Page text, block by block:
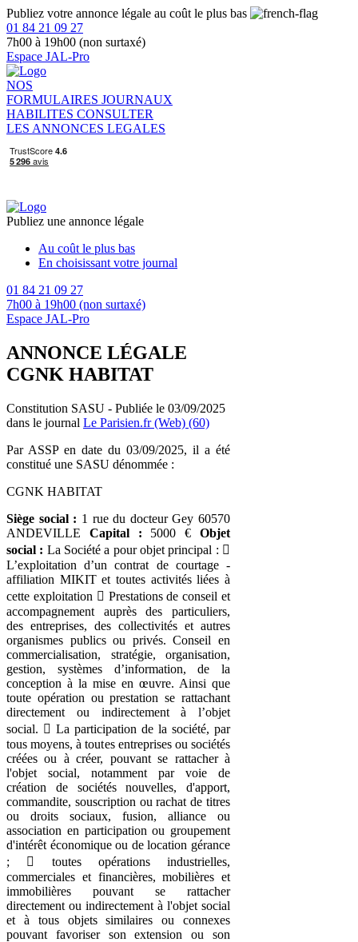
Publiez votre annonce légale au coût le plus bas
01 84 21 09 27
7h00 à 19h00 (non surtaxé)
Espace JAL-Pro
NOS
FORMULAIRES JOURNAUX
HABILITES CONSULTER
LES ANNONCES LEGALES
Publiez une annonce légale
Au coût le plus bas
En choisissant votre journal
01 84 21 09 27
7h00 à 19h00 (non surtaxé)
Espace JAL-Pro
ANNONCE LÉGALE
CGNK HABITAT
Constitution SASU - Publiée le 03/09/2025
dans le journal Le Parisien.fr (Web) (60)
Par ASSP en date du 03/09/2025, il a été
constitué une SASU dénommée :
CGNK HABITAT
Siège social : 1 rue du docteur Gey 60570
ANDEVILLE Capital : 5000 €Objet
social : La Société a pour objet principal : 
L’exploitation d’un contrat de courtage -
affiliation MIKIT et toutes activités liées à
cette exploitation  Prestations de conseil et
accompagnement auprès des particuliers,
des entreprises, des collectivités et autres
organismes publics ou privés. Conseil en
commercialisation, stratégie, organisation,
gestion, systèmes d’information, de la
conception à la mise en œuvre. Ainsi que
toute opération ou prestation se rattachant
directement ou indirectement à l’objet
social.  La participation de la société, par
tous moyens, à toutes entreprises ou sociétés
créées ou à créer, pouvant se rattacher à
l'objet social, notamment par voie de
création de sociétés nouvelles, d'apport,
commandite, souscription ou rachat de titres
ou droits sociaux, fusion, alliance ou
association en participation ou groupement
d'intérêt économique ou de location gérance
;  toutes opérations industrielles,
commerciales et financières, mobilières et
immobilières pouvant se rattacher
directement ou indirectement à l'objet social
et à tous objets similaires ou connexes
pouvant favoriser son extension ou son